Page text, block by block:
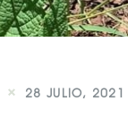
28 JULIO, 2021